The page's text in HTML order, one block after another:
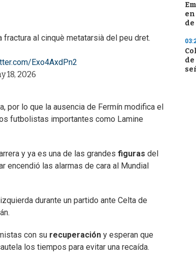
fractura al cinquè metatarsià del peu dret.
Exo4AxdPn2
18, 2026
por lo que la ausencia de Fermín modifica el
futbolistas importantes como Lamine
y ya es una de las grandes figuras del
encendió las alarmas de cara al Mundial
durante un partido ante Celta de
con su recuperación y esperan que
los tiempos para evitar una recaída.